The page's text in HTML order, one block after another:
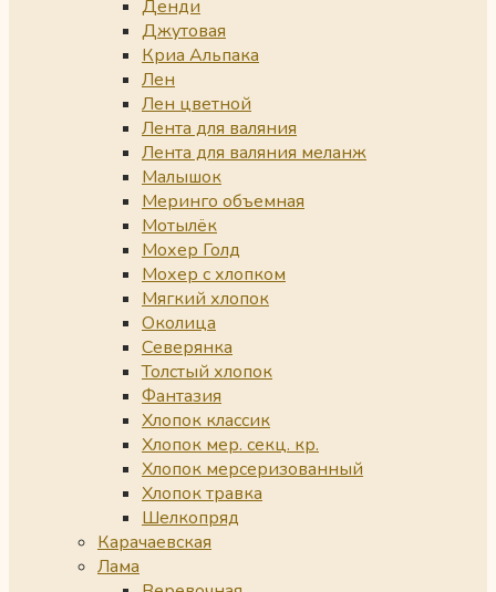
Денди
Джутовая
Криа Альпака
Лен
Лен цветной
Лента для валяния
Лента для валяния меланж
Малышок
Меринго объемная
Мотылёк
Мохер Голд
Мохер с хлопком
Мягкий хлопок
Околица
Северянка
Толстый хлопок
Фантазия
Хлопок классик
Хлопок мер. секц. кр.
Хлопок мерсеризованный
Хлопок травка
Шелкопряд
Карачаевская
Лама